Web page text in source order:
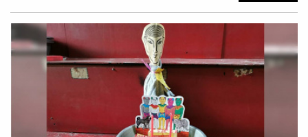
洲、澳洲，今(2026)年則將前進英國。而過去在美國及加拿
大等國，也有越來越多銷售業績。 黃偉哲提到，一些農產
品過去可能因種種原因而滯銷，造成農民血本無歸的情況已
經少見。東京食品展之後的各式農特產啟運出口，是很直接
的驗證，接下來4月初在東京晴空塔舉辦的
台灣祭
台南為主軸，可望進一步帶動台南農產品行銷、甚至台南的
觀光發展，期盼透過眾人合作，讓台南隊有更好的成績。農
業局指出，台南的優質農漁物產近年已成功拓展至東北亞、